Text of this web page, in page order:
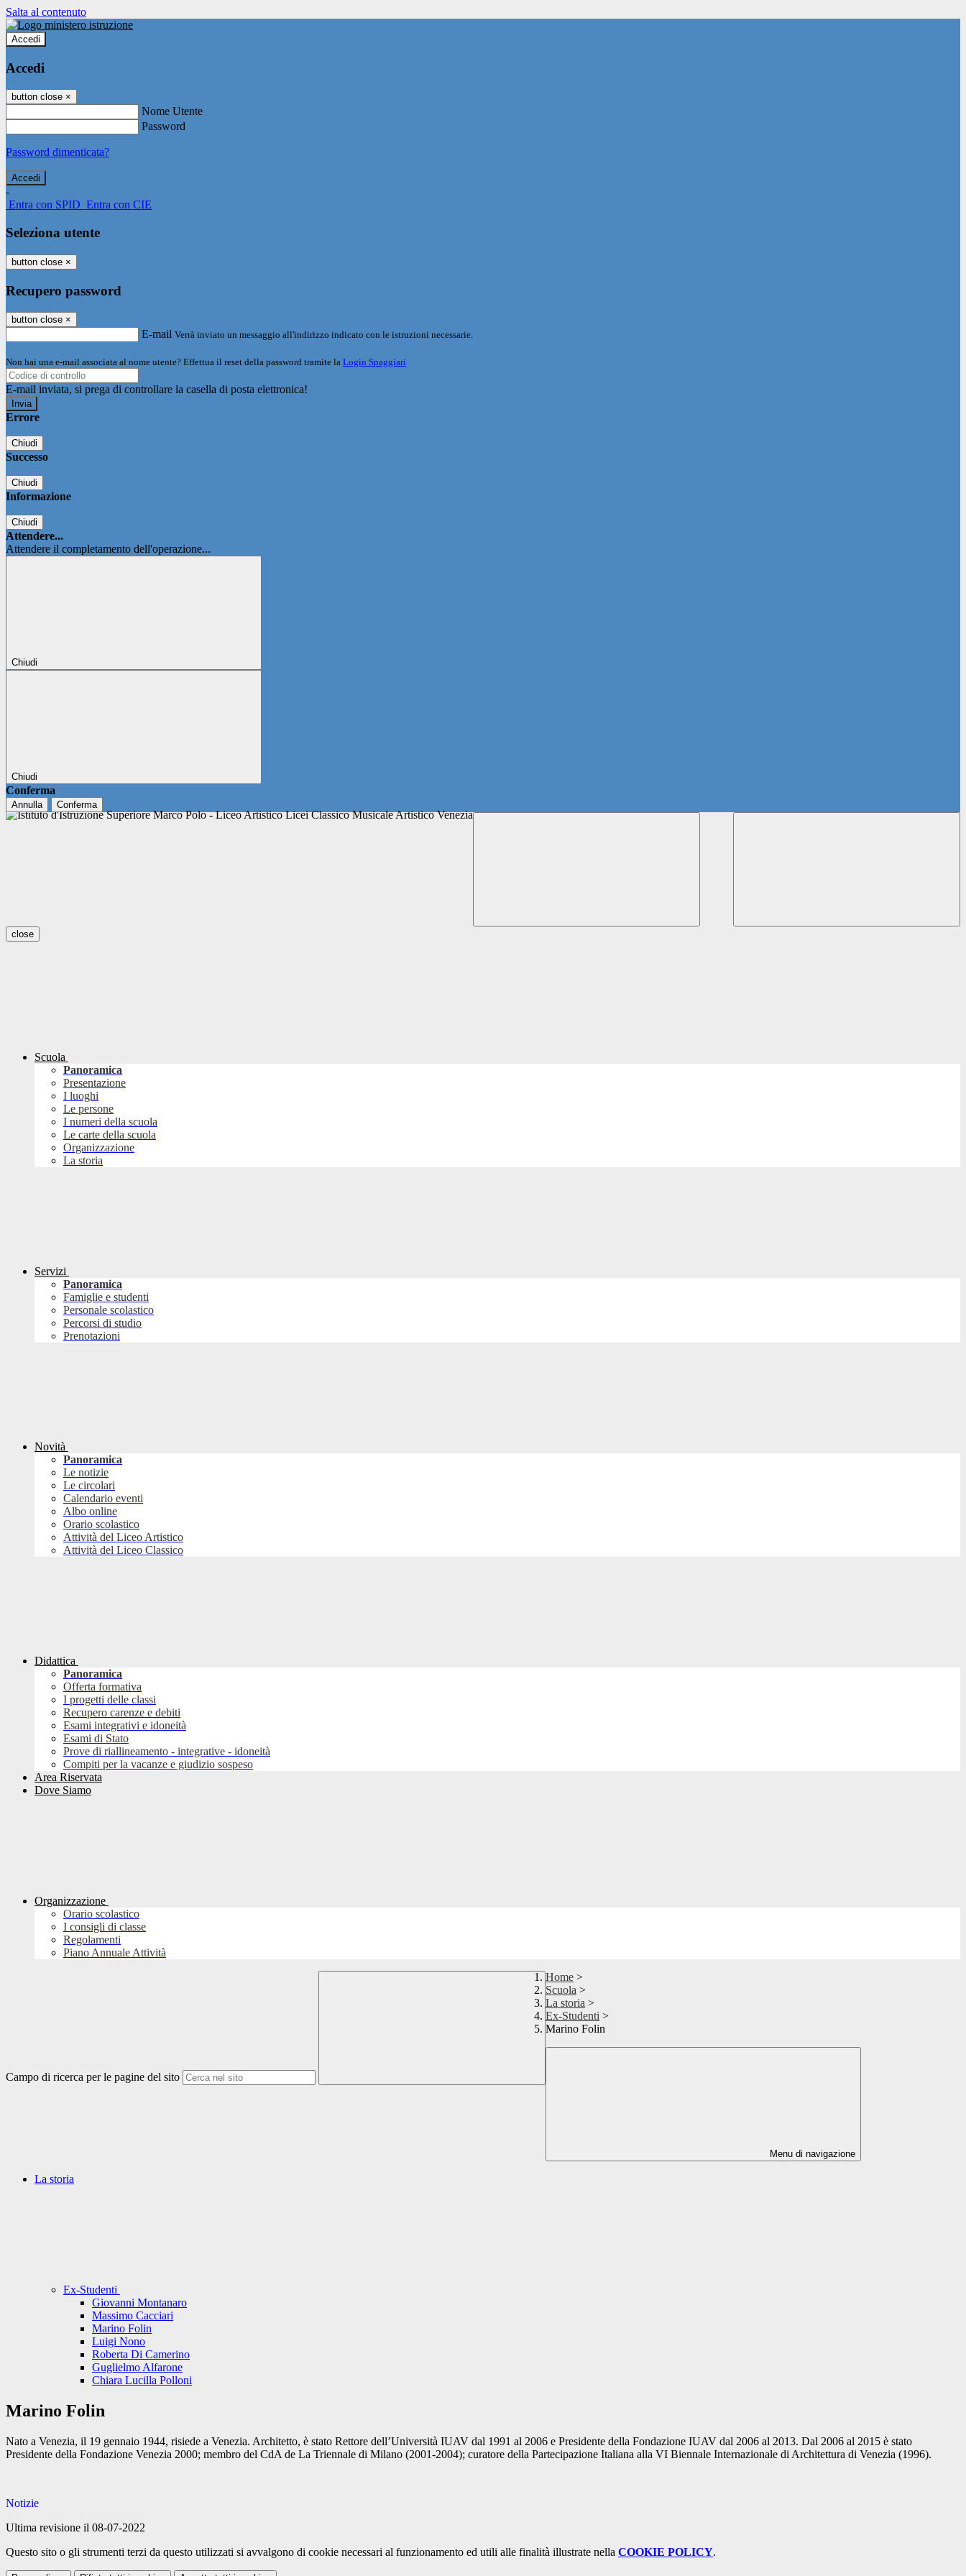
Salta al contenuto
Accedi
Accedi
button close ×
Nome Utente
Password
Password dimenticata?
-
Entra con SPID Entra con CIE
Seleziona utente
button close ×
Recupero password
button close ×
E-mail Verrà inviato un messaggio all'indirizzo indicato con le istruzioni necessarie.
Non hai una e-mail associata al nome utente? Effettua il reset della password tramite la Login Spaggiari
E-mail inviata, si prega di controllare la casella di posta elettronica!
Errore
Chiudi
Successo
Chiudi
Informazione
Chiudi
Attendere...
Attendere il completamento dell'operazione...
Chiudi
Chiudi
Conferma
Annulla Conferma
close
Scuola
Panoramica
Presentazione
I luoghi
Le persone
I numeri della scuola
Le carte della scuola
Organizzazione
La storia
Servizi
Panoramica
Famiglie e studenti
Personale scolastico
Percorsi di studio
Prenotazioni
Novità
Panoramica
Le notizie
Le circolari
Calendario eventi
Albo online
Orario scolastico
Attività del Liceo Artistico
Attività del Liceo Classico
Didattica
Panoramica
Offerta formativa
I progetti delle classi
Recupero carenze e debiti
Esami integrativi e idoneità
Esami di Stato
Prove di riallineamento - integrative - idoneità
Compiti per la vacanze e giudizio sospeso
Area Riservata
Dove Siamo
Organizzazione
Orario scolastico
I consigli di classe
Regolamenti
Piano Annuale Attività
Campo di ricerca per le pagine del sito
Home >
Scuola >
La storia >
Ex-Studenti >
Marino Folin
Menu di navigazione
La storia
Ex-Studenti
Giovanni Montanaro
Massimo Cacciari
Marino Folin
Luigi Nono
Roberta Di Camerino
Guglielmo Alfarone
Chiara Lucilla Polloni
Marino Folin
Nato a Venezia, il 19 gennaio 1944, risiede a Venezia. Architetto, è stato Rettore dell’Università IUAV dal 1991 al 2006 e Presidente della Fondazione IUAV dal 2006 al 2013. Dal 2006 al 2015 è stato
Presidente della Fondazione Venezia 2000; membro del CdA de La Triennale di Milano (2001-2004); curatore della Partecipazione Italiana alla VI Biennale Internazionale di Architettura di Venezia (1996).
Notizie
Ultima revisione il 08-07-2022
Questo sito o gli strumenti terzi da questo utilizzati si avvalgono di cookie necessari al funzionamento ed utili alle finalità illustrate nella COOKIE POLICY.